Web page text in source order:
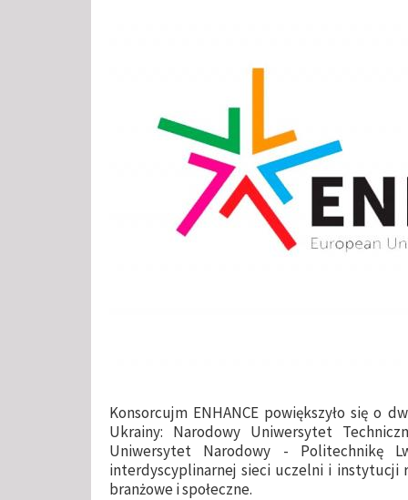
Konsorcujm ENHANCE powiększyło się o
Ukrainy: Narodowy Uniwersytet
Uniwersytet Narodowy - Politechnikę
interdyscyplinarnej sieci uczelni i instytucji
branżowe i społeczne.